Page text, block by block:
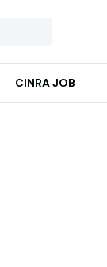
CINRA JOB